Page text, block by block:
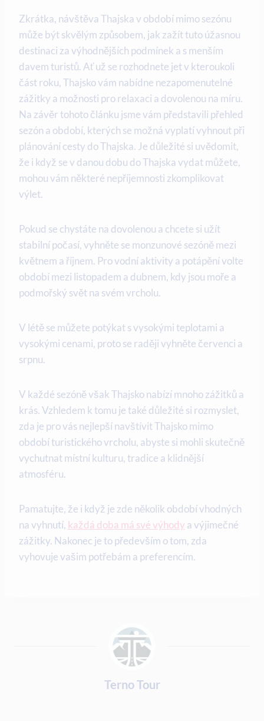
Zkrátka, návštěva Thajska v období mimo sezónu
může být skvělým způsobem, jak zažít tuto úžasnou
destinaci za výhodnějších podmínek a s menším
davem turistů. Ať už se rozhodnete jet v kteroukoli
část roku, Thajsko vám nabídne nezapomenutelné
zážitky a možnosti pro relaxaci a dovolenou na míru.
Na závěr tohoto článku jsme vám představili přehled
sezón a období, kterých se možná vyplatí vyhnout při
plánování cesty do Thajska. Je důležité si uvědomit,
že i když se v danou dobu do Thajska vydat můžete,
mohou vám některé nepříjemnosti zkomplikovat
výlet.
Pokud se chystáte na dovolenou a chcete si užít
stabilní počasí, vyhněte se monzunové sezóně mezi
květnem a říjnem. Pro vodní aktivity a potápění volte
období mezi listopadem a dubnem, kdy jsou moře a
podmořský svět na svém vrcholu.
V létě se můžete potýkat s vysokými teplotami a
vysokými cenami, proto se raději vyhněte červenci a
srpnu.
V každé sezóně však Thajsko nabízí mnoho zážitků a
krás. Vzhledem k tomu je také důležité si rozmyslet,
zda je pro vás nejlepší navštívit Thajsko mimo
období turistického vrcholu, abyste si mohli skutečně
vychutnat místní kulturu, tradice a klidnější
atmosféru.
Pamatujte, že i když je zde několik období vhodných
na vyhnutí, každá doba má své výhody a výjimečné
zážitky. Nakonec je to především o tom, zda
vyhovuje vašim potřebám a preferencím.
Terno Tour